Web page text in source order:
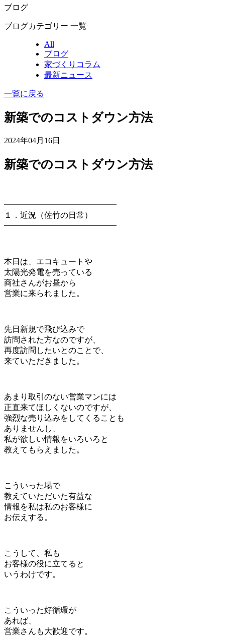
ブログ
ブログカテゴリー 一覧
All
ブログ
家づくりコラム
最新ニュース
一覧に戻る
新築でのコストダウン方法
2024年04月16日
新築でのコストダウン方法
━━━━━━━━━━━━━━
１．近況（佐竹の日常）
━━━━━━━━━━━━━━
本日は、エコキュートや
太陽光発電を売っている
商社さんがお昼から
営業に来られました。
先日新規で飛び込みで
訪問された方なのですが、
再度訪問したいとのことで、
来ていただきました。
あまり取引のない営業マンには
正直来てほしくないのですが、
強烈な売り込みをしてくることも
ありませんし、
私が欲しい情報をいろいろと
教えてもらえました。
こういった場で
教えていただいた有益な
情報を私は私のお客様に
お伝えする。
こうして、私も
お客様の役に立てると
いうわけです。
こういった好循環が
あれば、
営業さんも大歓迎です。